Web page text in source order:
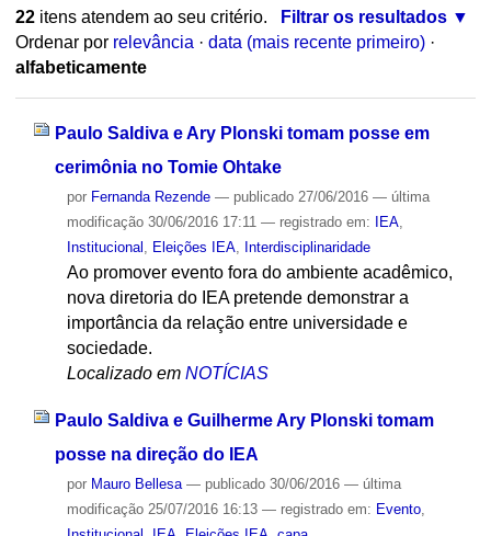
22itens atendem ao seu critério.
Filtrar os resultados
Ordenar por relevância · data (mais recente primeiro) ·
alfabeticamente
Paulo Saldiva e Ary Plonski tomam posse em
cerimônia no Tomie Ohtake
por Fernanda Rezende — publicado27/06/2016 — última
modificação30/06/2016 17:11 — registrado em: IEA,
Institucional
Eleições IEA, Interdisciplinaridade
Ao promover evento fora do ambiente acadêmico,
nova diretoria do IEA pretende demonstrar a
importância da relação entre universidade e
sociedade.
Localizado em NOTÍCIAS
Paulo Saldiva e Guilherme Ary Plonski tomam
posse na direção do IEA
por Mauro Bellesa — publicado30/06/2016 — última
modificação25/07/2016 16:13 — registrado em: Evento,